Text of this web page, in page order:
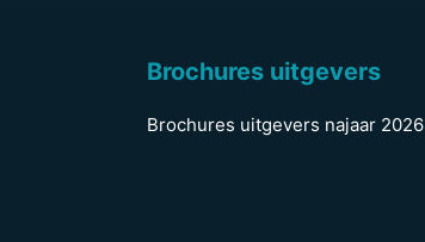
Brochures uitgevers
Brochures uitgevers najaar 2026